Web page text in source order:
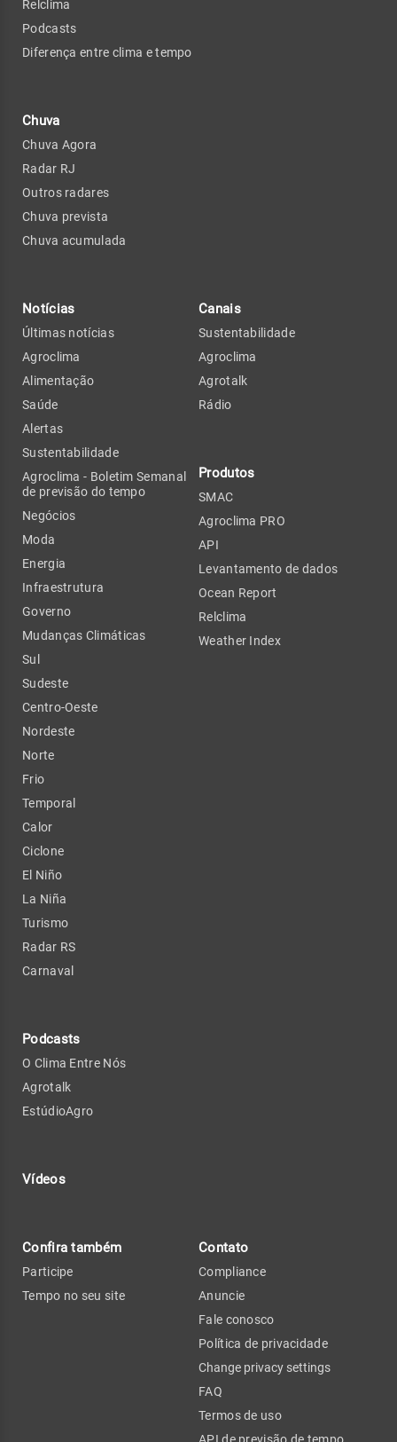
Relclima
Podcasts
Diferença entre clima e tempo
Chuva
Chuva Agora
Radar RJ
Outros radares
Chuva prevista
Chuva acumulada
Notícias
Últimas notícias
Agroclima
Alimentação
Saúde
Alertas
Sustentabilidade
Agroclima - Boletim Semanal
de previsão do tempo
Negócios
Moda
Energia
Infraestrutura
Governo
Mudanças Climáticas
Sul
Sudeste
Centro-Oeste
Nordeste
Norte
Frio
Temporal
Calor
Ciclone
El Niño
La Niña
Turismo
Radar RS
Carnaval
Podcasts
O Clima Entre Nós
Agrotalk
EstúdioAgro
Vídeos
Canais
Sustentabilidade
Agroclima
Agrotalk
Rádio
Produtos
SMAC
Agroclima PRO
API
Levantamento de dados
Ocean Report
Relclima
Weather Index
Confira também
Participe
Tempo no seu site
Contato
Compliance
Anuncie
Fale conosco
Política de privacidade
Change privacy settings
FAQ
Termos de uso
API de previsão de tempo